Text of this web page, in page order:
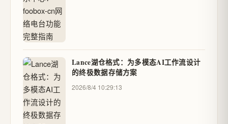
Lance湖仓格式：为多模态AI工作流设计
的终极数据存储方案
2026/8/4 10:29:13